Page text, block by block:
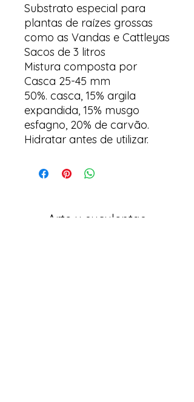
Substrato especial para
plantas de raízes grossas
como as Vandas e Cattleyas
Sacos de 3 litros
Mistura composta por
Casca 25-45 mm
50%. casca, 15% argila
expandida, 15% musgo
esfagno, 20% de carvão.
Hidratar antes de utilizar.
Arte y suculentas